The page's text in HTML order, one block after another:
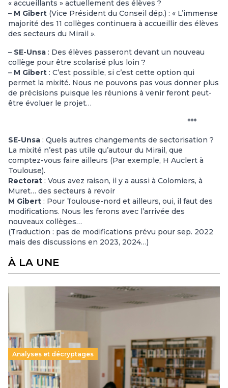
« accueillants » actuellement des élèves ?
– M Gibert (Vice Président du Conseil dép.) : « L’immense
majorité des 11 collèges continuera à accueillir des élèves
des secteurs du Mirail ».
– SE-Unsa : Des élèves passeront devant un nouveau
collège pour être scolarisé plus loin ?
– M Gibert : C’est possible, si c’est cette option qui
permet la mixité. Nous ne pouvons pas vous donner plus
de précisions puisque les réunions à venir feront peut-
être évoluer le projet…
***
SE-Unsa : Quels autres changements de sectorisation ?
La mixité n’est pas utile qu’autour du Mirail, que
comptez-vous faire ailleurs (Par exemple, H Auclert à
Toulouse).
Rectorat : Vous avez raison, il y a aussi à Colomiers, à
Muret… des secteurs à revoir
M Gibert : Pour Toulouse-nord et ailleurs, oui, il faut des
modifications. Nous les ferons avec l’arrivée des
nouveaux collèges…
(Traduction : pas de modifications prévu pour sep. 2022
mais des discussions en 2023, 2024…)
À LA UNE
Analyses et décryptages
Supérieur privé : une dérive qui met à mal la